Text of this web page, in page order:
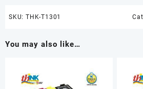
SKU: THK-T1301
You may also like…